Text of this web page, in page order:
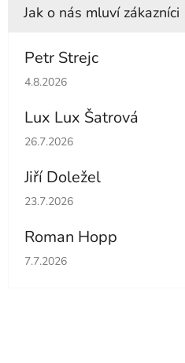
Petr Strejc
Hodnocení obchodu je 5 z 5
4.8.2026
Lux Lux Šatrová
Hodnocení obchodu je 5 z 5
26.7.2026
Jiří Doležel
Hodnocení obchodu je 5 z 5
23.7.2026
Roman Hopp
Hodnocení obchodu je 5 z 5
7.7.2026